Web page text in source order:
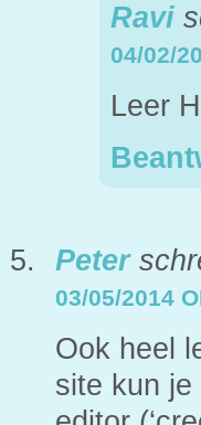
Ravi
04/02/
Leer
Peter
03/05/2014
Ook heel
site kun je